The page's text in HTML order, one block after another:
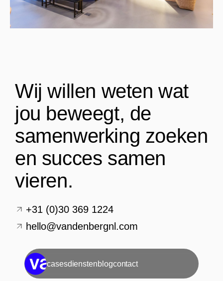
casesdienstenblogcontact
Wij willen weten wat
jou beweegt, de
samenwerking zoeken
en succes samen
vieren.
+31 (0)30 369 1224
hello@vandenbergnl.com